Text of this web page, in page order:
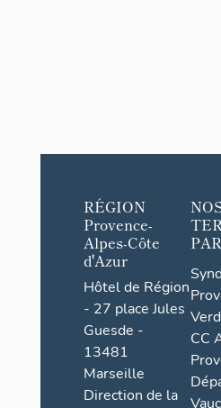
RÉGION
Provence-
Alpes-Côte
d'Azur
Hôtel de Région
- 27 place Jules
Guesde -
13481
Marseille
Direction de la
CC